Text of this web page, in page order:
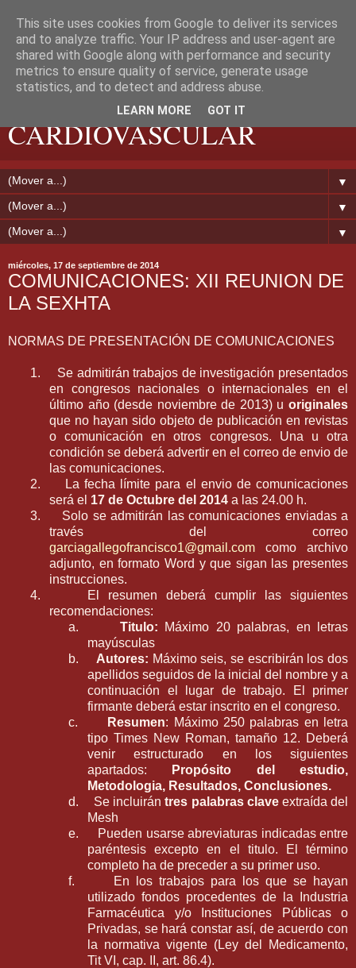
EXTREMADURA
CARDIOVASCULAR
▼
▼
▼
miércoles, 17 de septiembre de 2014
COMUNICACIONES: XII REUNION DE
LA SEXHTA
NORMAS DE PRESENTACIÓN DE COMUNICACIONES
1.
Se admitirán trabajos de investigación presentados
en congresos nacionales o internacionales en el
último año (desde noviembre de 2013) u originales
que no hayan sido objeto de publicación en revistas
o comunicación en otros congresos. Una u otra
condición se deberá advertir en el correo de envio de
las comunicaciones.
2.
La fecha límite para el envio de comunicaciones
será el 17 de Octubre del 2014 a las 24.00 h.
3.
Solo se admitirán las comunicaciones enviadas a
través del correo
garciagallegofrancisco1@gmail.com como archivo
adjunto, en formato Word y que sigan las presentes
instrucciones.
4.
El resumen deberá cumplir las siguientes
recomendaciones:
a.
Titulo: Máximo 20 palabras, en letras
mayúsculas
b.
Autores: Máximo seis, se escribirán los dos
apellidos seguidos de la inicial del nombre y a
continuación el lugar de trabajo. El primer
firmante deberá estar inscrito en el congreso.
c.
Resumen: Máximo 250 palabras en letra
tipo Times New Roman, tamaño 12. Deberá
venir estructurado en los siguientes
apartados:
Propósito del estudio,
Metodologia, Resultados, Conclusiones.
d.
Se incluirántres palabras clave extraída del
Mesh
e.
Pueden usarse abreviaturas indicadas entre
paréntesis excepto en el titulo. El término
completo ha de preceder a su primer uso.
f.
En los trabajos para los que se hayan
utilizado fondos procedentes de la Industria
Farmacéutica y/o Instituciones Públicas o
Privadas, se hará constar así, de acuerdo con
la normativa vigente (Ley del Medicamento,
Tit VI, cap. II, art. 86.4).
This site uses cookies from Google to deliver its services
and to analyze traffic. Your IP address and user-agent are
shared with Google along with performance and security
metrics to ensure quality of service, generate usage
statistics, and to detect and address abuse.
LEARN MORE GOT IT